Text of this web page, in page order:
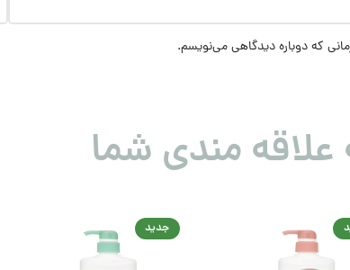
که دوباره دیدگاهی می‌نویسم.
علاقه مندی شما
جدید